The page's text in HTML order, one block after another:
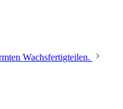
Wachsfertigteilen.